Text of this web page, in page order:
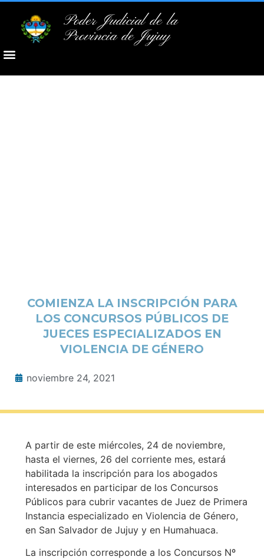
Poder Judicial de la
Provincia de Jujuy
COMIENZA LA INSCRIPCIÓN PARA
LOS CONCURSOS PÚBLICOS DE
JUECES ESPECIALIZADOS EN
VIOLENCIA DE GÉNERO
noviembre 24, 2021
A partir de este miércoles, 24 de noviembre,
hasta el viernes, 26 del corriente mes, estará
habilitada la inscripción para los abogados
interesados en participar de los Concursos
Públicos para cubrir vacantes de Juez de Primera
Instancia especializado en Violencia de Género,
en San Salvador de Jujuy y en Humahuaca.
La inscripción corresponde a los Concursos Nº